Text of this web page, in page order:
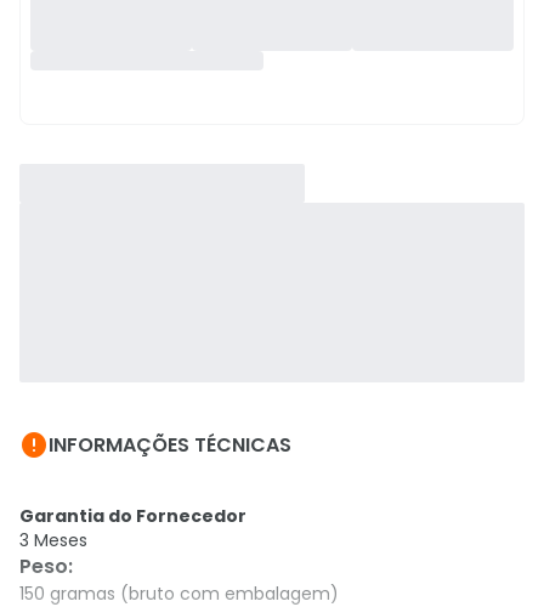
INFORMAÇÕES TÉCNICAS
Garantia do Fornecedor
3 Meses
Peso:
150 gramas (bruto com embalagem)